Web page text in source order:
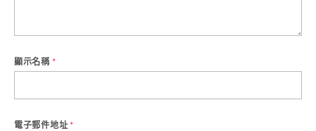
顯示名稱 *
電子郵件地址 *